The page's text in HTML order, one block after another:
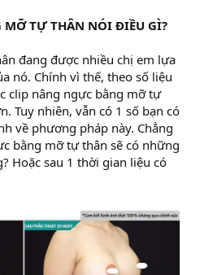
MỠ TỰ THÂN NÓI ĐIỀU GÌ?
đang được nhiều chị em lựa
nó. Chính vì thế, theo số liệu
clip nâng ngực bằng mỡ tự
Tuy nhiên, vẫn có 1 số bạn có
về phương pháp này. Chẳng
bằng mỡ tự thân sẽ có những
Hoặc sau 1 thời gian liệu có